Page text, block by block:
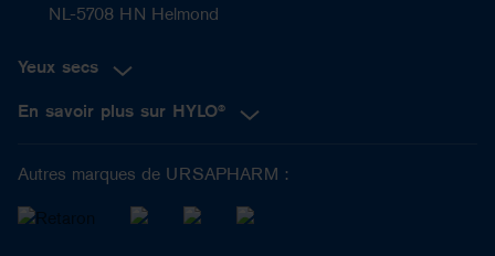
NL-5708 HN Helmond
Yeux secs
En savoir plus sur HYLO®
Autres marques de URSAPHARM :